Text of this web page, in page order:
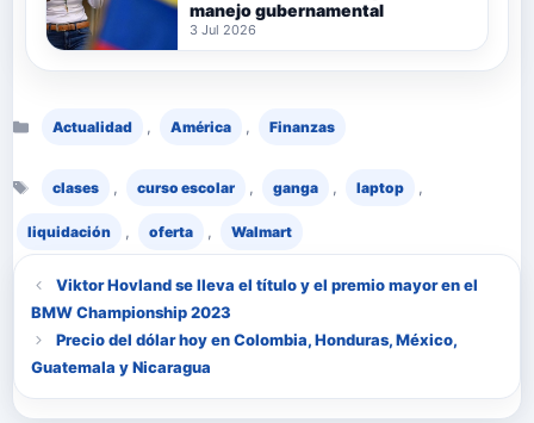
manejo gubernamental
3 Jul 2026
Actualidad , América , Finanzas
clases , curso escolar , ganga , laptop ,
liquidación , oferta , Walmart
Viktor Hovland se lleva el título y el premio mayor en el
BMW Championship 2023
Precio del dólar hoy en Colombia, Honduras, México,
Guatemala y Nicaragua